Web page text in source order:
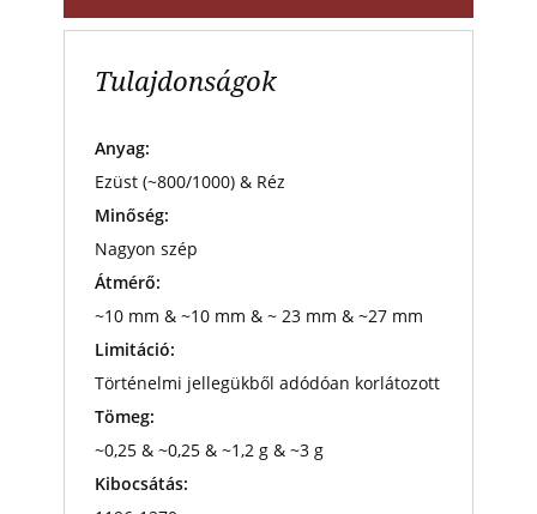
Tulajdonságok
Anyag:
Ezüst (~800/1000) & Réz
Minőség:
Nagyon szép
Átmérő:
~10 mm & ~10 mm & ~ 23 mm & ~27 mm
Limitáció:
Történelmi jellegükből adódóan korlátozott
Tömeg:
~0,25 & ~0,25 & ~1,2 g & ~3 g
Kibocsátás: